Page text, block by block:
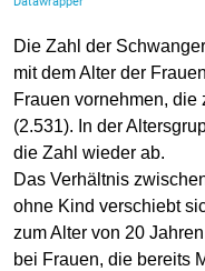
Die Zahl der
mit dem Alter der
Frauen vornehmen,
(2.531). In der
die Zahl wieder ab.
Das Verhältnis
ohne Kind verschiebt
zum Alter von 20
bei Frauen, die bereits